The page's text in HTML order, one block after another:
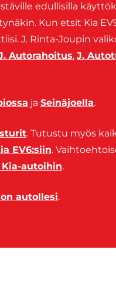
edullisilla
Kun etsit Kia
J. Rinta-Joupin
Autorahoitus, J.
ja Seinäjoella.
. Tutustu myös
EV6:siin.
autoihin.
autollesi.